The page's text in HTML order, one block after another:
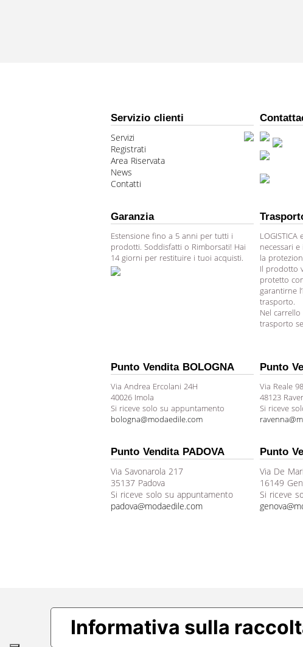
Servizio clienti
Servizi
Registrati
Area Riservata
News
Contatti
Garanzia
Estensione fino a 5 anni per tutti i
prodotti. Soddisfatti o Rimborsati! Hai
14 giorni per restituire i tuoi acquisti.
LOGISTICA
necessari
la
Il prodotto
protetto
garantirne
trasporto.
Nel
trasporto
Punto Vendita BOLOGNA
Via Andrea Ercolani 24H
40026 Imola
Si riceve solo su appuntamento
bologna@modaedile.com
Punto
Via Reale 98
48123
Si riceve
Punto Vendita PADOVA
Via Savonarola 217
35137 Padova
Si riceve solo su appuntamento
padova@modaedile.com
Punto
Via De
16149
Si riceve
Informativa sulla